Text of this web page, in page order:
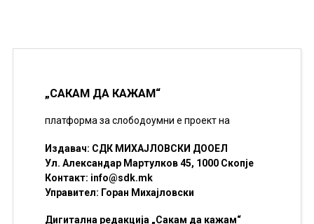
„САКАМ ДА КАЖАМ“
платформа за слободоумни е проект на
Издавач: СДК МИХАЈЛОВСКИ ДООЕЛ
Ул. Александар Мартулков 45, 1000 Скопје
Контакт: info@sdk.mk
Управител: Горан Михајловски
Дигитална редакција „Сакам да кажам“